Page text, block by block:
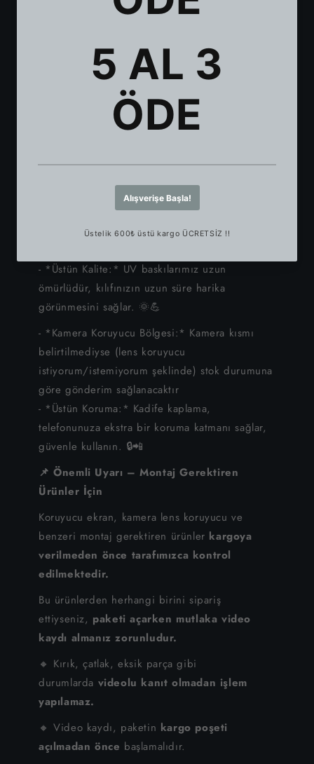
iPhone 7
iPhone 6S
iPhone 6
iPhone SE
günlük kullanım için mükemmel. 🛡✨
canlılığını korur. 🌞✨
- *Renk Tonu Farkı:* Dijital görsellerle normal
baskı arasında %5'lik bir renk tonu farkı olabilir.
- *Alkol Uyarısı:* Alkol ve benzeri sıvılardan
tutunma kuvvetini düşürebilir. 🚫🍷
*Neden Bizim Telefon Kılıfımızı
Seçmelisiniz?*
- *Benzersiz Tarz:* Kişiliğinizi benzersiz
- *Üstün Kalite:* UV baskılarımız uzun
ömürlüdür, kılıfınızın uzun süre harika
görünmesini sağlar. 🌞💪
- *Kamera Koruyucu Bölgesi:* Kamera kısmı
belirtilmediyse (lens koruyucu
istiyorum/istemiyorum şeklinde) stok durumuna
göre gönderim sağlanacaktır
- *Üstün Koruma:* Kadife kaplama,
telefonunuza ekstra bir koruma katmanı sağlar,
güvenle kullanın. 🔒📲
📌 Önemli Uyarı – Montaj Gerektiren
Ürünler İçin
Koruyucu ekran, kamera lens koruyucu ve
benzeri montaj gerektiren ürünler kargoya
verilmeden önce tarafımızca kontrol
edilmektedir.
Bu ürünlerden herhangi birini sipariş
ettiyseniz, paketi açarken mutlaka video
kaydı almanız zorunludur.
🔸 Kırık, çatlak, eksik parça gibi
durumlarda videolu kanıt olmadan işlem
yapılamaz.
🔸 Video kaydı, paketin kargo poşeti
açılmadan önce başlamalıdır.